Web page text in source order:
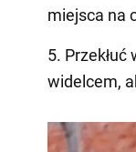
miejsca na
5.
widelcem,